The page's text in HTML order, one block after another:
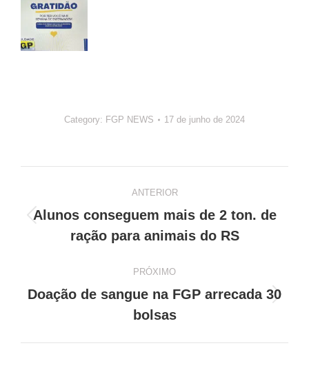
Category: FGP NEWS 17 de junho de 2024
de
post:
ANTERIOR
Post
anterior:
Alunos conseguem mais de 2 ton. de
ração para animais do RS
PRÓXIMO
Próximo
post:
Doação de sangue na FGP arrecada 30
bolsas